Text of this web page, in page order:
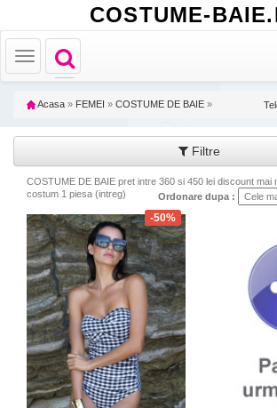
COSTUME-
Toggle
navigation
Toggle
navigation
Acasa » FEMEI » COSTUME DE BAIE »
Filtre
COSTUME DE BAIE pret intre 360 si 450 lei discount mai
costum 1 piesa (intreg)
Ordonare dupa :
-50%